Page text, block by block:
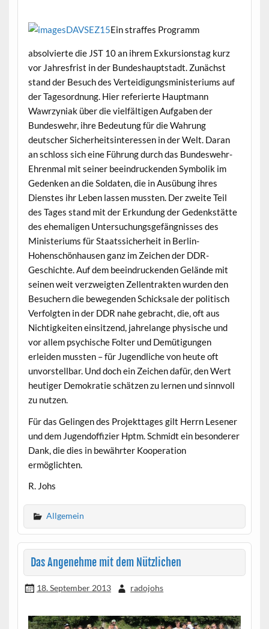
Ein straffes Programm
absolvierte die JST 10 an ihrem Exkursionstag kurz
vor Jahresfrist in der Bundeshauptstadt. Zunächst
stand der Besuch des Verteidigungsministeriums auf
der Tagesordnung. Hier referierte Hauptmann
Wawrzyniak über die vielfältigen Aufgaben der
Bundeswehr, ihre Bedeutung für die Wahrung
deutscher Sicherheitsinteressen in der Welt. Daran
an schloss sich eine Führung durch das Bundeswehr-
Ehrenmal mit seiner beeindruckenden Symbolik im
Gedenken an die Soldaten, die in Ausübung ihres
Dienstes ihr Leben lassen mussten. Der zweite Teil
des Tages stand mit der Erkundung der Gedenkstätte
des ehemaligen Untersuchungsgefängnisses des
Ministeriums für Staatssicherheit in Berlin-
Hohenschönhausen ganz im Zeichen der DDR-
Geschichte. Auf dem beeindruckenden Gelände mit
seinen weit verzweigten Zellentrakten wurden den
Besuchern die bewegenden Schicksale der politisch
Verfolgten in der DDR nahe gebracht, die, oft aus
Nichtigkeiten einsitzend, jahrelange physische und
vor allem psychische Folter und Demütigungen
erleiden mussten – für Jugendliche von heute oft
unvorstellbar. Und doch ein Zeichen dafür, den Wert
heutiger Demokratie schätzen zu lernen und sinnvoll
zu nutzen.
Für das Gelingen des Projekttages gilt Herrn Lesener
und dem Jugendoffizier Hptm. Schmidt ein besonderer
Dank, die dies in bewährter Kooperation
ermöglichten.
R. Johs
Allgemein
Das Angenehme mit dem Nützlichen
18. September 2013 radojohs